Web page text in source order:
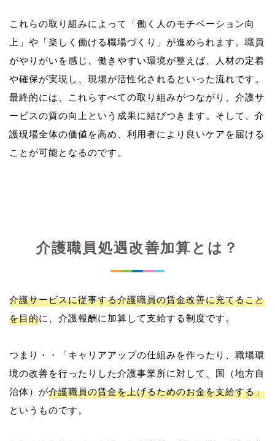
これらの取り組みによって「働く人のモチベーション向
上」や「楽しく働ける職場づくり」が進められます。職員
がやりがいを感じ、働きやすい環境が整えば、人材の定着
や確保が実現し、現場が活性化されるといった流れです。
最終的には、これらすべての取り組みがつながり、介護サ
ービスの質の向上という成果に結びつきます。そして、介
護現場全体の価値を高め、利用者により良いケアを届ける
介護職員処遇改善加算とは？
介護サービスに従事する介護職員の賃金改善に充てること
を目的に、介護報酬に加算して支給する制度です。
つまり・・「キャリアアップの仕組みを作ったり、職場環
境の改善を行ったりした介護事業所に対して、国（地方自
治体）が介護職員の賃金を上げるためのお金を支給する」
というものです。